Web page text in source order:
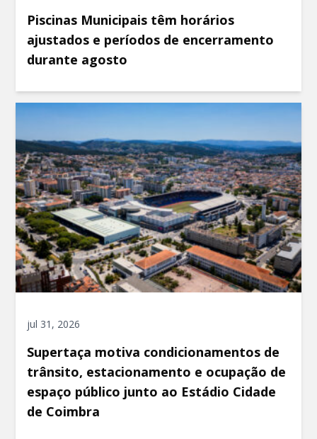
Piscinas Municipais têm horários
ajustados e períodos de encerramento
durante agosto
jul 31, 2026
Supertaça motiva condicionamentos de
trânsito, estacionamento e ocupação de
espaço público junto ao Estádio Cidade
de Coimbra